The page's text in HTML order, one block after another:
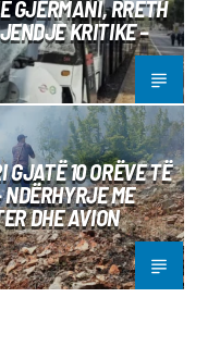
GJERMANI, RRETH
KRITIKE –
GJATË 10 ORËVE TË
ME
DHE AVION